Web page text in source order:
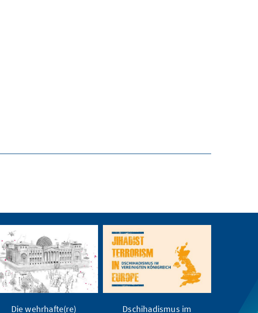
Die wehrhafte(re)
Dschihadismus im